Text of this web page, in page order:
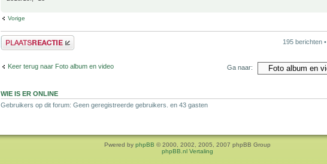
Vorige
Plaats een reactie 195 berichten •
Keer terug naar Foto album en video Ga naar:
WIE IS ER ONLINE
Gebruikers op dit forum: Geen geregistreerde gebruikers. en 43 gasten
Pwered by phpBB © 2000, 2002, 2005, 2007 phpBB Group
phpBB.nl Vertaling